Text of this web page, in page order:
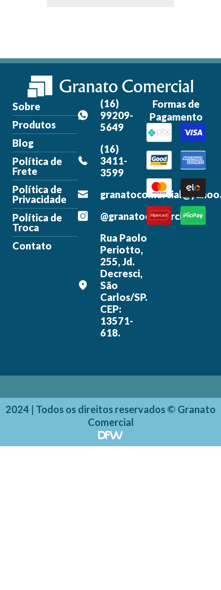
Sobre
Produtos
Blog
Política de
Frete
Política de
Privacidade
Política de
Troca
Contato
(16)
99209-
5649
(16)
3411-
3599
@granatocomercial
Rua Paolo
Periotto,
255, Jd.
Decresci,
São
Carlos/SP.
CEP:
13571-
618.
Formas de
Pagamento
2024 | Todos os direitos reservados © Granato
Comercial